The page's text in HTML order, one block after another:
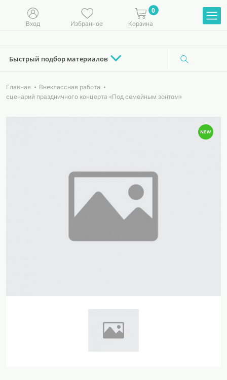
Вход Избранное
0
Корзина
Быстрый подбор материалов
Главная
Внеклассная работа
сценарий праздничного концерта «Под семейным зонтом»